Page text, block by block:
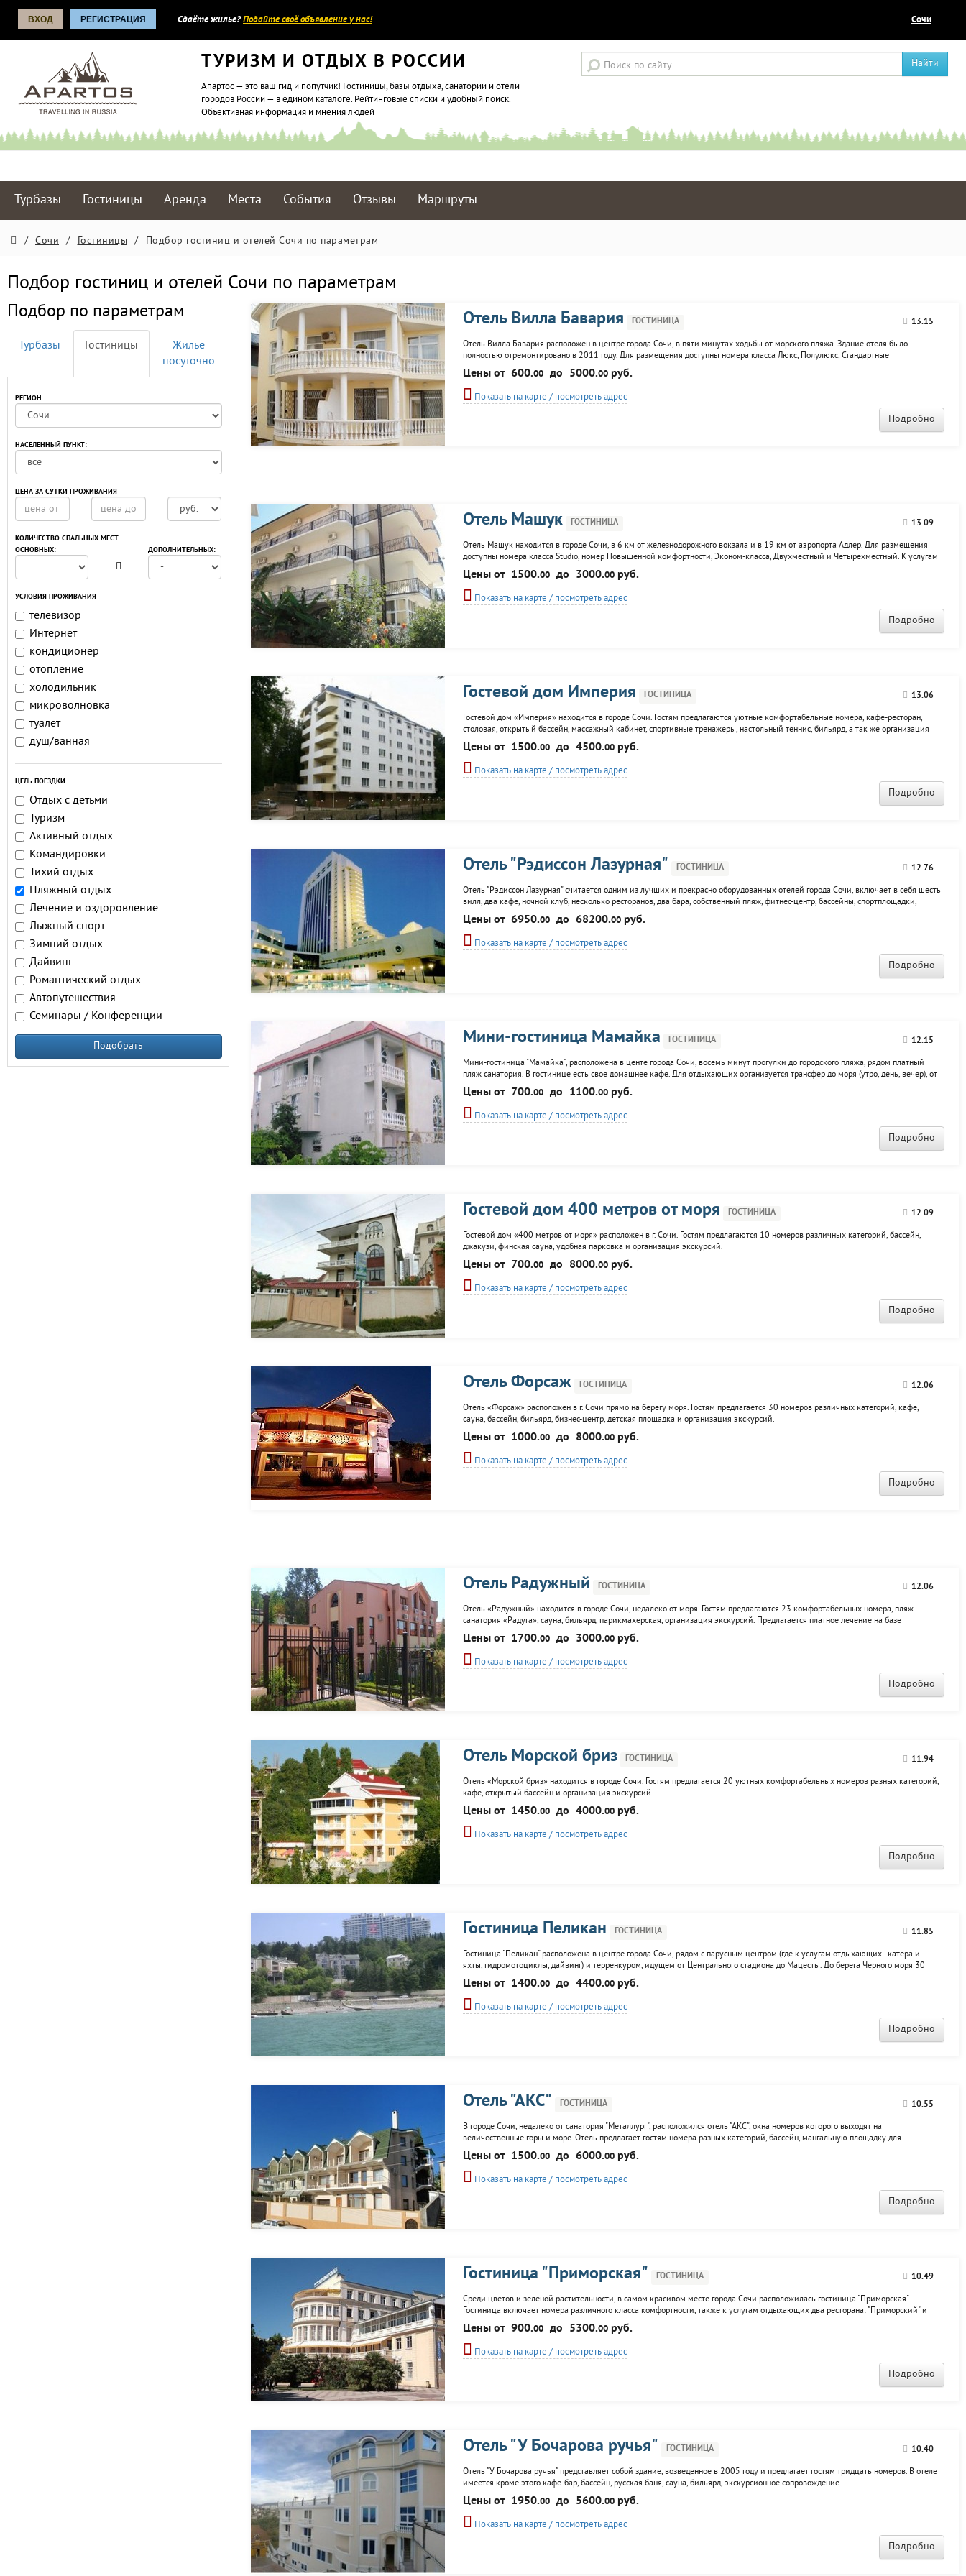
ВХОД РЕГИСТРАЦИЯ Сдаёте жилье?Подайте своё объявление у нас! Сочи
ТУРИЗМ И ОТДЫХ В РОССИИ
Апартос — это ваш гид и попутчик! Гостиницы, базы отдыха, санатории и отели
городов России — в едином каталоге. Рейтинговые списки и удобный поиск.
Объективная информация и мнения людей
Найти
Турбазы Гостиницы Аренда Места События Отзывы Маршруты
/ Сочи / Гостиницы / Подбор гостиниц и отелей Сочи по параметрам
Подбор гостиниц и отелей Сочи по параметрам
Подбор по параметрам
Турбазы Гостиницы
Жилье
посуточно
РЕГИОН:
НАСЕЛЕННЫЙ ПУНКТ:
ЦЕНА ЗА СУТКИ ПРОЖИВАНИЯ
КОЛИЧЕСТВО СПАЛЬНЫХ МЕСТ
ОСНОВНЫХ:
ДОПОЛНИТЕЛЬНЫХ:
УСЛОВИЯ ПРОЖИВАНИЯ
телевизор
Интернет
кондиционер
отопление
холодильник
микроволновка
туалет
душ/ванная
ЦЕЛЬ ПОЕЗДКИ
Отдых с детьми
Туризм
Активный отдых
Командировки
Тихий отдых
Пляжный отдых
Лечение и оздоровление
Лыжный спорт
Зимний отдых
Дайвинг
Романтический отдых
Автопутешествия
Семинары / Конференции
Подобрать
13.15
Отель Вилла Бавария ГОСТИНИЦА
Отель Вилла Бавария расположен в центре города Сочи, в пяти минутах ходьбы от морского пляжа. Здание отеля было
полностью отремонтировано в 2011 году. Для размещения доступны номера класса Люкс, Полулюкс, Стандартные
одноместные, двухместные номера. Постояльцам доступны организация экскурсий, кафе и автостоянка. Возможна
организация трансфера.
Цены от 600.00 до 5000.00руб.
Показать на карте / посмотреть адрес
Подробно
13.09
Отель Машук ГОСТИНИЦА
Отель Машук находится в городе Сочи, в 6 км от железнодорожного вокзала и в 19 км от аэропорта Адлер. Для размещения
доступны номера класса Studio, номер Повышенной комфортности, Эконом-класса, Двухместный и Четырехместный. К услугам
гостей бильярдная комната, международная и междугородняя связь, проведение корпоративных мероприятий, семинаров,
присмотр за детьми, заказ и приобретение билетов в...
Цены от 1500.00 до 3000.00руб.
Показать на карте / посмотреть адрес
Подробно
13.06
Гостевой дом Империя ГОСТИНИЦА
Гостевой дом «Империя» находится в городе Сочи. Гостям предлагаются уютные комфортабельные номера, кафе-ресторан,
столовая, открытый бассейн, массажный кабинет, спортивные тренажеры, настольный теннис, бильярд, а так же организация
лечения в ближайших санаториях и экскурсий.
Цены от 1500.00 до 4500.00руб.
Показать на карте / посмотреть адрес
Подробно
12.76
Отель "Рэдиссон Лазурная" ГОСТИНИЦА
Отель "Рэдиссон Лазурная" считается одним из лучших и прекрасно оборудованных отелей города Сочи, включает в себя шесть
вилл, два кафе, ночной клуб, несколько ресторанов, два бара, собственный пляж, фитнес-центр, бассейны, спортплощадки,
теннисные корты, боулинг, бани, сауны, киноконцертный зал. Возможна организация экскурсионного сопровождения,
трансфера. Есть автостоянка, химчистка.
Цены от 6950.00 до 68200.00руб.
Показать на карте / посмотреть адрес
Подробно
12.15
Мини-гостиница Мамайка ГОСТИНИЦА
Мини-гостиница "Мамайка", расположена в центе города Сочи, восемь минут прогулки до городского пляжа, рядом платный
пляж санатория. В гостинице есть свое домашнее кафе. Для отдыхающих организуется трансфер до моря (утро, день, вечер), от
аэропорта, от ж/д вокзала. Гостям предлагаются экскурсионные программы.
Цены от 700.00 до 1100.00руб.
Показать на карте / посмотреть адрес
Подробно
12.09
Гостевой дом 400 метров от моря ГОСТИНИЦА
Гостевой дом «400 метров от моря» расположен в г. Сочи. Гостям предлагаются 10 номеров различных категорий, бассейн,
джакузи, финская сауна, удобная парковка и организация экскурсий.
Цены от 700.00 до 8000.00руб.
Показать на карте / посмотреть адрес
Подробно
12.06
Отель Форсаж ГОСТИНИЦА
Отель «Форсаж» расположен в г. Сочи прямо на берегу моря. Гостям предлагается 30 номеров различных категорий, кафе,
сауна, бассейн, бильярд, бизнес-центр, детская площадка и организация экскурсий.
Цены от 1000.00 до 8000.00руб.
Показать на карте / посмотреть адрес
Подробно
12.06
Отель Радужный ГОСТИНИЦА
Отель «Радужный» находится в городе Сочи, недалеко от моря. Гостям предлагаются 23 комфортабельных номера, пляж
санатория «Радуга», сауна, бильярд, парикмахерская, организация экскурсий. Предлагается платное лечение на базе
санатория «Радуга».
Цены от 1700.00 до 3000.00руб.
Показать на карте / посмотреть адрес
Подробно
11.94
Отель Морской бриз ГОСТИНИЦА
Отель «Морской бриз» находится в городе Сочи. Гостям предлагается 20 уютных комфортабельных номеров разных категорий,
кафе, открытый бассейн и организация экскурсий.
Цены от 1450.00 до 4000.00руб.
Показать на карте / посмотреть адрес
Подробно
11.85
Гостиница Пеликан ГОСТИНИЦА
Гостиница "Пеликан" расположена в центре города Сочи, рядом с парусным центром (где к услугам отдыхающих - катера и
яхты, гидромотоциклы, дайвинг) и терренкуром, идущем от Центрального стадиона до Мацесты. До берега Черного моря 30
метров, гостям гостиницы предоставляется пропуск на пляж Swissôtel Сочи Камелия 5*, на пляже - кафе, бар, волейбольная
площадка, душ, аэрарии...
Цены от 1400.00 до 4400.00руб.
Показать на карте / посмотреть адрес
Подробно
10.55
Отель "АКС" ГОСТИНИЦА
В городе Сочи, недалеко от санатория "Металлург", расположился отель "АКС", окна номеров которого выходят на
величественные горы и море. Отель предлагает гостям номера разных категорий, бассейн, мангальную площадку для
приготовления шашлыка.
Цены от 1500.00 до 6000.00руб.
Показать на карте / посмотреть адрес
Подробно
10.49
Гостиница "Приморская" ГОСТИНИЦА
Среди цветов и зеленой растительности, в самом красивом месте города Сочи расположилась гостиница "Приморская".
Гостиница включает номера различного класса комфортности, также к услугам отдыхающих два ресторана: "Приморский" и
"Penalty Bar"; массажный кабинет, конференц-зал.
Цены от 900.00 до 5300.00руб.
Показать на карте / посмотреть адрес
Подробно
10.40
Отель "У Бочарова ручья" ГОСТИНИЦА
Отель "У Бочарова ручья" представляет собой здание, возведенное в 2005 году и предлагает гостям тридцать номеров. В отеле
имеется кроме этого кафе-бар, бассейн, русская баня, сауна, бильярд, экскурсионное сопровождение.
Цены от 1950.00 до 5600.00руб.
Показать на карте / посмотреть адрес
Подробно